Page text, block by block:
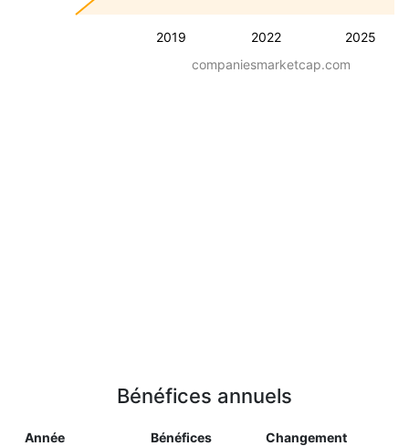
2019 2022 2025
companiesmarketcap.com
Bénéfices annuels
Année Bénéfices Changement